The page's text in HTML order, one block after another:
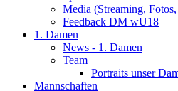
Media (Streaming,
Feedback DM wU18
1. Damen
News - 1. Damen
Team
Portraits unser
Mannschaften